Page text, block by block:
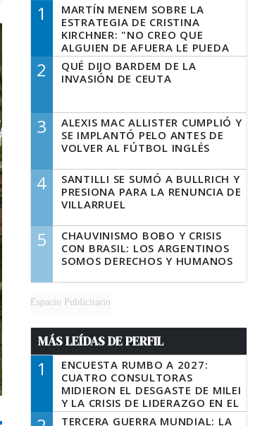
1
MARTÍN MENEM SOBRE LA
ESTRATEGIA DE CRISTINA
KIRCHNER: "NO CREO QUE
ALGUIEN DE AFUERA LE PUEDA
DECIR A LA JUSTICIA LO QUE
TIENE QUE HACER"
2
QUÉ DIJO BARDEM DE LA
INVASIÓN DE CEUTA
3
ALEXIS MAC ALLISTER CUMPLIÓ Y
SE IMPLANTÓ PELO ANTES DE
VOLVER AL FÚTBOL INGLÉS
4
SANTILLI SE SUMÓ A BULLRICH Y
PRESIONA PARA LA RENUNCIA DE
VILLARRUEL
5
CHAUVINISMO BOBO Y CRISIS
CON BRASIL: LOS ARGENTINOS
SOMOS DERECHOS Y HUMANOS
Espacio Publicitario
MÁS LEÍDAS DE PERFIL
1
ENCUESTA RUMBO A 2027:
CUATRO CONSULTORAS
MIDIERON EL DESGASTE DE MILEI
Y LA CRISIS DE LIDERAZGO EN EL
PERONISMO
TERCERA GUERRA MUNDIAL: LA